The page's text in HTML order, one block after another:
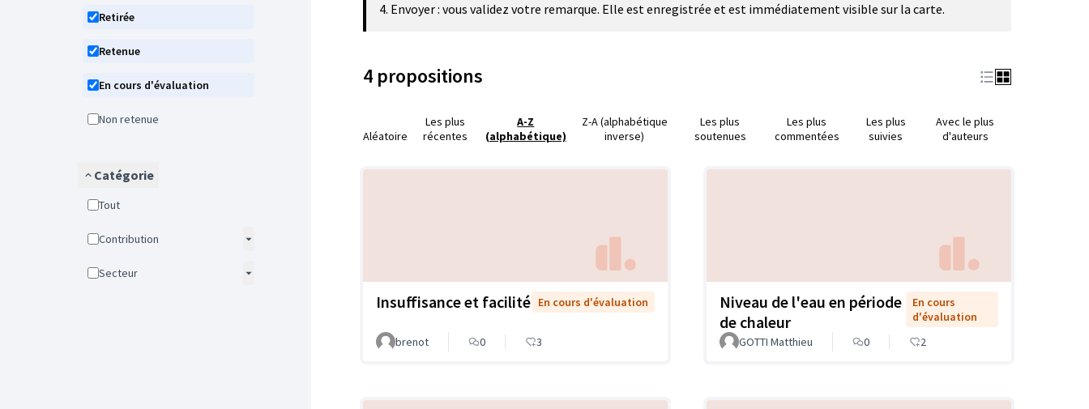
Retirée
Retenue
En cours d'évaluation
Non retenue
Catégorie
Tout
Contribution
Secteur
4. Envoyer : vous validez votre remarque. Elle est enregistrée et est immédiatement visible sur la carte.
4 propositions
Aléatoire
Les plus
récentes
A-Z
(alphabétique)
Z-A (alphabétique
inverse)
Les plus
soutenues
Les plus
commentées
Les plus
suivies
Avec le plus
d'auteurs
Insuffisance et facilité En cours d'évaluation
brenot 0 3
Niveau de l'eau en période
de chaleur
En cours
d'évaluation
GOTTI Matthieu
0 2